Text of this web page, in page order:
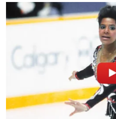
क्रि
के
I
0
2